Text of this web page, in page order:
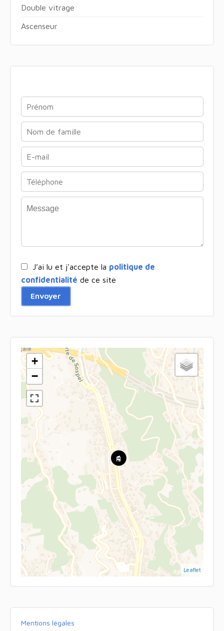
Double vitrage
Ascenseur
J’ai lu et j'accepte la politique de
confidentialité de ce site
Envoyer
+
−
Leaflet
Mentions légales